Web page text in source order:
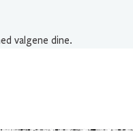
valgene dine.